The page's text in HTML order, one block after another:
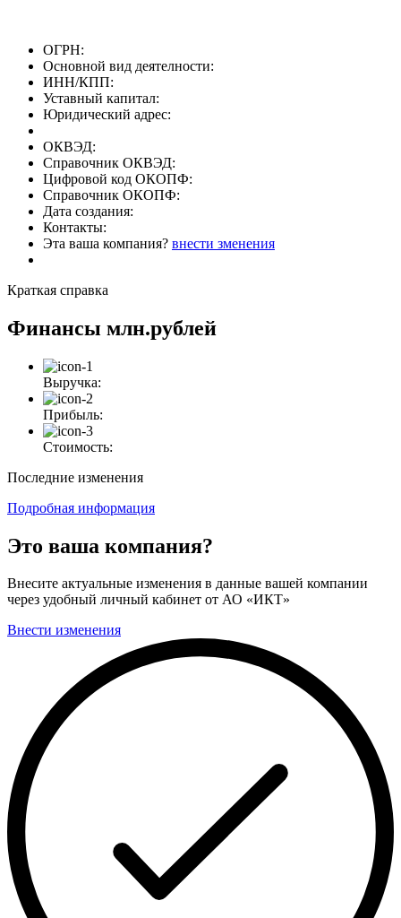
ОГРН:
Основной вид деятелности:
ИНН/КПП:
Уставный капитал:
Юридический адрес:
ОКВЭД:
Справочник ОКВЭД:
Цифровой код ОКОПФ:
Справочник ОКОПФ:
Дата создания:
Контакты:
Эта ваша компания? внести зменения
Краткая справка
Финансы млн.рублей
Выручка:
Прибыль:
Стоимость:
Последние изменения
Подробная информация
Это ваша компания?
Внесите актуальные изменения в данные вашей компании
через удобный личный кабинет от АО «ИКТ»
Внести изменения